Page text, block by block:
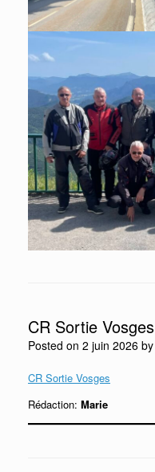
CR Sortie Vosges
Posted on 2 juin 2026 by
CR Sortie Vosges
Rédaction: Marie